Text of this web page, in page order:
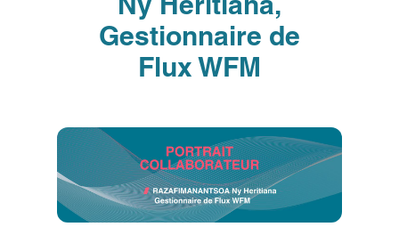
Gestionnaire de
Flux WFM